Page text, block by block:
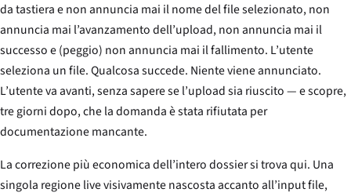
da tastiera e non annuncia mai il nome del file selezionato, non
annuncia mai l’avanzamento dell’upload, non annuncia mai il
successo e (peggio) non annuncia mai il fallimento. L’utente
seleziona un file. Qualcosa succede. Niente viene annunciato.
L’utente va avanti, senza sapere se l’upload sia riuscito — e scopre,
tre giorni dopo, che la domanda è stata rifiutata per
documentazione mancante.
La correzione più economica dell’intero dossier si trova qui. Una
singola regione live visivamente nascosta accanto all’input file,